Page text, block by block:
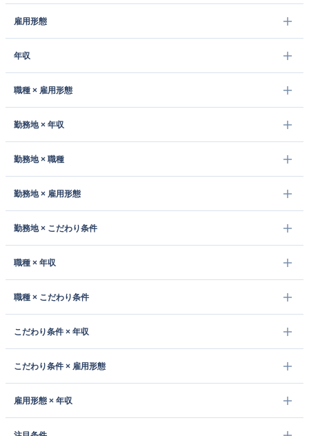
雇用形態
年収
職種 × 雇用形態
勤務地 × 年収
勤務地 × 職種
勤務地 × 雇用形態
勤務地 × こだわり条件
職種 × 年収
職種 × こだわり条件
こだわり条件 × 年収
こだわり条件 × 雇用形態
雇用形態 × 年収